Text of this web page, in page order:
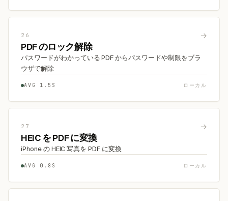
26 →
PDF のロック解除
パスワードがわかっている PDF からパスワードや制限をブラ
ウザで解除
AVG 1.5S ローカル
27 →
HEIC を PDF に変換
iPhone の HEIC 写真を PDF に変換
AVG 0.8S ローカル